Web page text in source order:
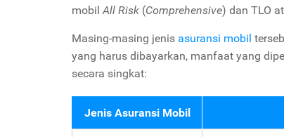
mobil All Risk (Comprehensive) dan TLO
Masing-masing jenis asuransi mobil
yang harus dibayarkan, manfaat yang
secara singkat:
Jenis Asuransi Mobil